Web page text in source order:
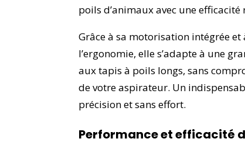
poils d’animaux avec une
Grâce à sa motorisation intégrée
l’ergonomie, elle s’adapte à une
aux tapis à poils longs, sans
de votre aspirateur. Un
précision et sans effort.
Performance et efficacité